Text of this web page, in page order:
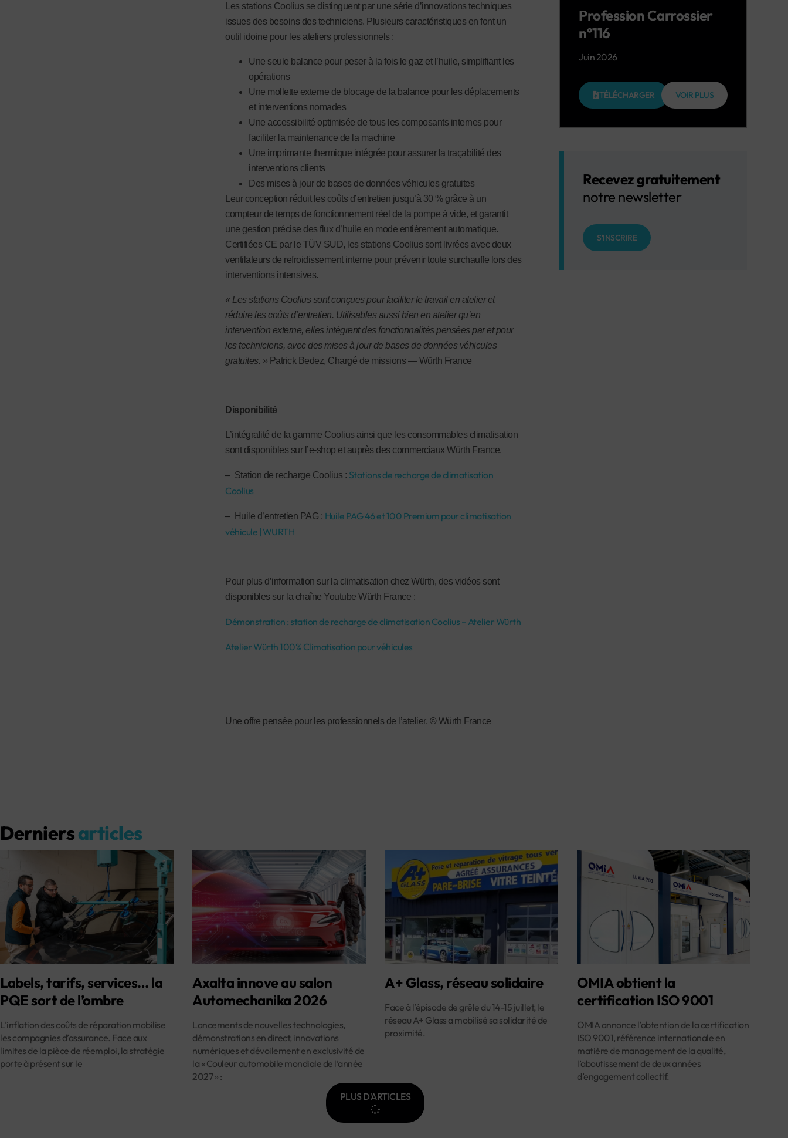
Les stations Coolius se distinguent par une série d’innovations techniques
issues des besoins des techniciens. Plusieurs caractéristiques en font un
outil idoine pour les ateliers professionnels :
Une seule balance pour peser à la fois le gaz et l’huile, simplifiant les
opérations
Une mollette externe de blocage de la balance pour les déplacements
et interventions nomades
Une accessibilité optimisée de tous les composants internes pour
faciliter la maintenance de la machine
Une imprimante thermique intégrée pour assurer la traçabilité des
interventions clients
Des mises à jour de bases de données véhicules gratuites
Leur conception réduit les coûts d’entretien jusqu’à 30 % grâce à un
compteur de temps de fonctionnement réel de la pompe à vide, et garantit
une gestion précise des flux d’huile en mode entièrement automatique.
Certifiées CE par le TÜV SUD, les stations Coolius sont livrées avec deux
ventilateurs de refroidissement interne pour prévenir toute surchauffe lors des
interventions intensives.
« Les stations Coolius sont conçues pour faciliter le travail en atelier et
réduire les coûts d’entretien. Utilisables aussi bien en atelier qu’en
intervention externe, elles intègrent des fonctionnalités pensées par et pour
les techniciens, avec des mises à jour de bases de données véhicules
gratuites. » Patrick Bedez, Chargé de missions — Würth France
Disponibilité
L’intégralité de la gamme Coolius ainsi que les consommables climatisation
sont disponibles sur l’e-shop et auprès des commerciaux Würth France.
– Station de recharge Coolius : Stations de recharge de climatisation
Coolius
– Huile d’entretien PAG : Huile PAG 46 et 100 Premium pour climatisation
véhicule | WURTH
Pour plus d’information sur la climatisation chez Würth, des vidéos sont
disponibles sur la chaîne Youtube Würth France :
Démonstration : station de recharge de climatisation Coolius – Atelier Würth
Atelier Würth 100% Climatisation pour véhicules
Une offre pensée pour les professionnels de l’atelier. ©Würth France
Profession Carrossier
n°116
Juin 2026
TÉLÉCHARGER VOIR PLUS
Recevez gratuitement
notre newsletter
S'INSCRIRE
Derniersarticles
Labels, tarifs, services… la
PQE sort de l’ombre
L’inflation des coûts de réparation mobilise
les compagnies d’assurance. Face aux
limites de la pièce de réemploi, la stratégie
porte à présent sur le
Axalta innove au salon
Automechanika 2026
Lancements de nouvelles technologies,
démonstrations en direct, innovations
numériques et dévoilement en exclusivité de
la « Couleur automobile mondiale de l’année
2027 » :
A+ Glass, réseau solidaire
Face à l’épisode de grêle du 14-15 juillet, le
réseau A+ Glass a mobilisé sa solidarité de
proximité.
OMIA obtient la
certification ISO 9001
OMIA annonce l’obtention de la certification
ISO 9001, référence internationale en
matière de management de la qualité,
l’aboutissement de deux années
d’engagement collectif.
PLUS D'ARTICLES